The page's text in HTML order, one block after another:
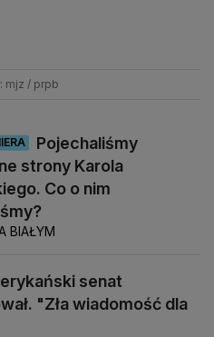
mjz / prpb
Pojechaliśmy
strony Karola
Co o nim
BIAŁYM
senat
"Zła wiadomość dla